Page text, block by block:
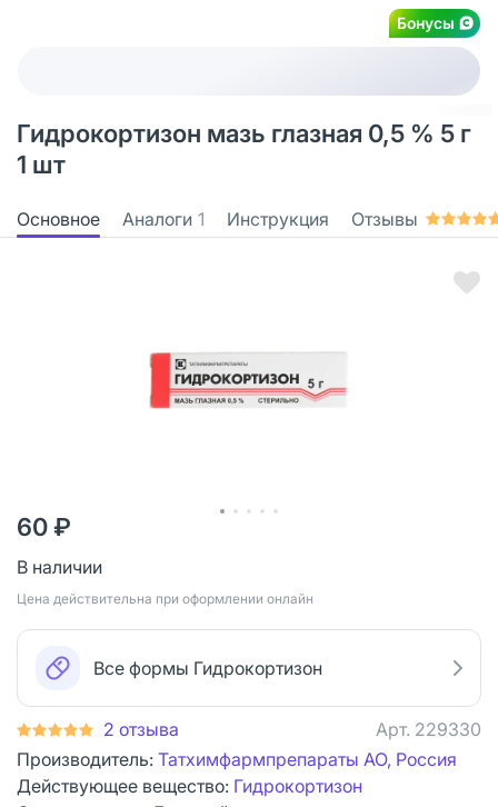
Бонусы
Гидрокортизон мазь глазная 0,5 % 5 г
1 шт
Основное Аналоги 1 Инструкция Отзывы
60 ₽
В наличии
Цена действительна при оформлении онлайн
Все формы Гидрокортизон
2 отзыва Арт. 229330
Производитель: Татхимфармпрепараты АО, Россия
Действующее вещество: Гидрокортизон